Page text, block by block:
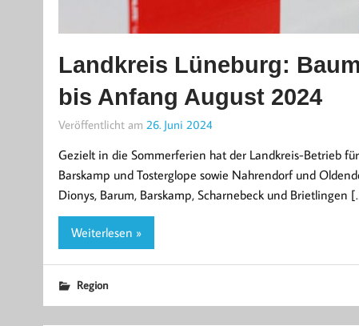
Landkreis Lüneburg:
bis Anfang August 2024
Veröffentlicht am 26. Juni 2024
Gezielt in die Sommerferien hat der Landkreis-Betrieb
Barskamp und Tosterglope sowie Nahrendorf und
Dionys, Barum, Barskamp, Scharnebeck und Brietlingen
Weiterlesen »
Region